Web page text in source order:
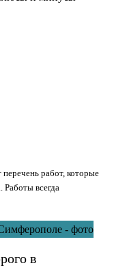
работ, которые
Работы всегда
в